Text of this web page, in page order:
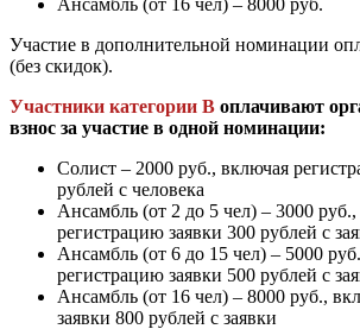
Участие в дополнительной номинации
(без скидок).
Участники категории В оплачивают
взнос за участие в одной номинации:
Солист – 2000 руб., включая
рублей с человека
Ансамбль (от 2 до 5 чел) – 3000
регистрацию заявки 300 рублей с
Ансамбль (от 6 до 15 чел) – 5000
регистрацию заявки 500 рублей с
Ансамбль (от 16 чел) – 8000 руб.,
заявки 800 рублей с заявки